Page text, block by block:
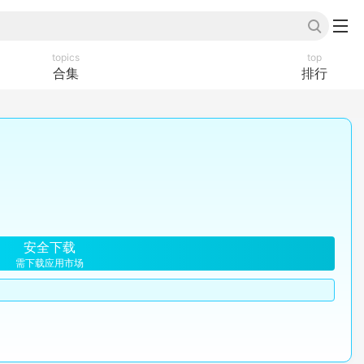
topics
合集
top
排行
安全下载
需下载应用市场